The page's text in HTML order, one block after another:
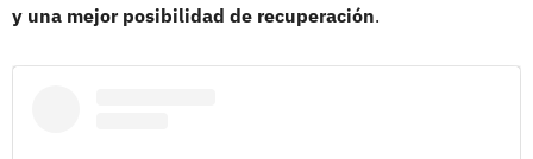
y una mejor posibilidad de recuperación.